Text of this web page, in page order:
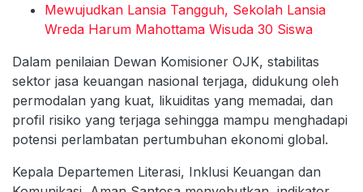
Mewujudkan Lansia Tangguh, Sekolah Lansia
Wreda Harum Mahottama Wisuda 30 Siswa
Dalam penilaian Dewan Komisioner OJK, stabilitas
sektor jasa keuangan nasional terjaga, didukung oleh
permodalan yang kuat, likuiditas yang memadai, dan
profil risiko yang terjaga sehingga mampu menghadapi
potensi perlambatan pertumbuhan ekonomi global.
Kepala Departemen Literasi, Inklusi Keuangan dan